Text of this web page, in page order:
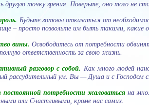
другую точку зрения. Поверьте, оно того не
Будьте готовы отказаться от
– просто позвольте им быть такими, какие
вины. Освободитесь от потребности
ответственность за свою жизнь.
разговор с собой. Как много людей
рассудительный ум. Вы — Душа и с Господом
постоянной потребности жаловатьсяна
или Счастливыми, кроме нас самих.